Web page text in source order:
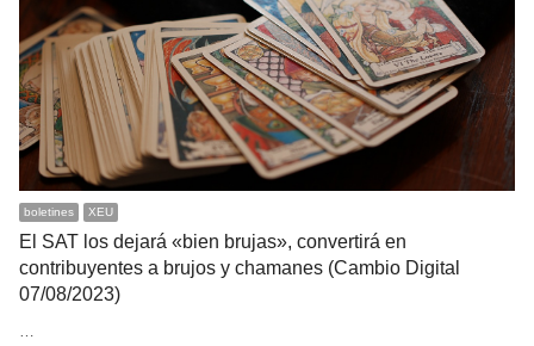
boletines XEU
El SAT los dejará «bien brujas», convertirá en
contribuyentes a brujos y chamanes (Cambio Digital
07/08/2023)
…